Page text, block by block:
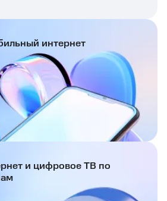
интернет
и цифровое ТВ по